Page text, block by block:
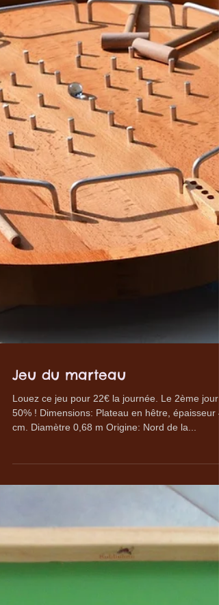
Jeu du marteau
Louez ce jeu pour 22€ la journée. Le 2ème jour